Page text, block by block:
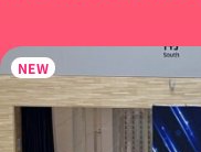
NEW